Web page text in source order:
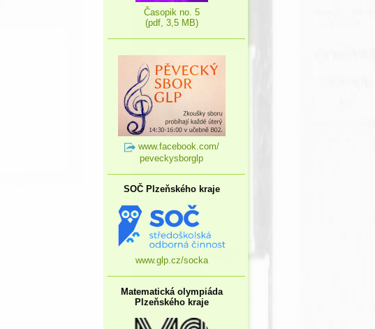
Časopik no. 5
(pdf, 3,5 MB)
www.facebook.com/
peveckysborglp
SOČ Plzeňského kraje
www.glp.cz/socka
Matematická olympiáda
Plzeňského kraje